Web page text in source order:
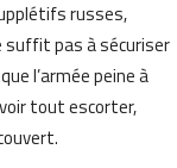
russes,
suffit pas à sécuriser
l’armée peine à
tout escorter,